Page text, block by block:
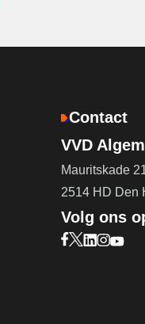
Contact
VVD
Mauritskade
2514 HD Den
Volg ons
Bezoek onze
Bezoek
Bezoek
Bezoek